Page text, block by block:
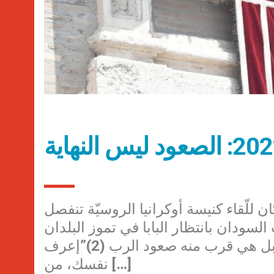
للّقاء كنيسة أوكرانيا الروسيّة تنفصل
بانتظار البابا في تموز البلدان
الشهيدان في أفريقيا ليست المحبة استملاكًا للآخر بل هي قرب منه صعود الرب (2)”إعرف
نفسك، من […]